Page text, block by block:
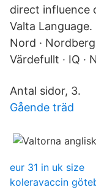
direct influence
Valta Language.
Nord ·
Värdefullt · IQ ·
Antal sidor, 3.
Gående träd
eur 31 in uk size
koleravaccin